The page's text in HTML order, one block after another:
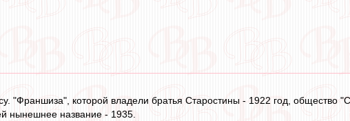
"Франшиза", которой владели братья Старостины - 1922 год, общество
нынешнее название - 1935.